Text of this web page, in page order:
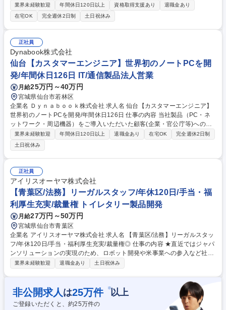
ンサーシップ営業をお任せします。プロスポーツ運営会社からの相談を受
け、商社ネットワークも活用しながら水族館を盛り上げる業務です ■仙台
うみの杜水族館のスポンサーシップマーケティング ■施設管理における営
業活動・業務設計・マネジメント ■公園管理における営業活動・マネジメ
ント・行政対応 ■協力会社との打合せやスポンサーイベントの調整・運営
支援 ※新規営業先との面談やプレゼン、見積・契約書作成、各種調整業務
まで幅広く担当します。 募集職種 【企画営業】仙台うみの杜水族館等の
協賛誘致＆施設管理提案◇三井物産グループ
業界未経験歓迎 年間休日120日以上 資格取得支援あり
退職金あり
在宅OK
完全週休2日制 土日祝休み
正社員
Dynabook株式会社
仙台【カスタマーエンジニア】世界初のノートPCを開
発/年間休日126日 IT/通信製品法人営業
月給25万円～40万円
宮城県仙台市若林区
企業名 Ｄｙｎａｂｏｏｋ株式会社 求人名 仙台【カスタマーエンジニア】
世界初のノートPCを開発/年間休日126日 仕事の内容 当社製品（PC・ネ
ットワーク・周辺機器）をご導入いただいた顧客(企業・官公庁等)へのサ
ポート業務を担当いただきます。 ・PCの修理、障害対応(オンサイト対
応) ・マスター作成、キッティング ・設置展開作業等のPC導入支援 ・ク
ラウド商材やネットワークの提案・構築・サポート ・顧客ニーズを踏まえ
た付加価値やソリューションの提案・構築・サポート業務 募集職種 仙台
【カスタマーエンジニア】世界初のノートPCを開発/年間休日126日
業界未経験歓迎 年間休日120日以上 退職金あり 在宅OK
完全週休2日制
土日祝休み
正社員
アイリスオーヤマ株式会社
【青葉区/法務】リーガルスタッフ/年休120日/手当・福
利厚生充実/裁量権 トイレタリー製品開発
月給27万円～50万円
宮城県仙台市青葉区
企業名 アイリスオーヤマ株式会社 求人名 【青葉区/法務】リーガルスタッ
フ/年休120日/手当・福利厚生充実/裁量権◎ 仕事の内容 ★直近ではジャパ
ンソリューションの実現のため、ロボット開発や米事業への参入など社会
課題の解決にも真摯に取り組んでいます。各種手当・福利厚生が充実して
理念のもと、多事業展開により成長を続けるアイリスグループ全体の法務
部として、下記の業務をお任せいたします。 【業務内容】・契約書の作
成、審査、交渉支援、リーガルチェック ・法令調査 ・社内相談窓口の対
応 ・顧問弁護士との連携 ・社内のコンプライアンス教育、等。※海外展
業界未経験歓迎 退職金あり 土日祝休み
非公開求人 は25万件 ※以上
ご登録いただくと、約25万件の